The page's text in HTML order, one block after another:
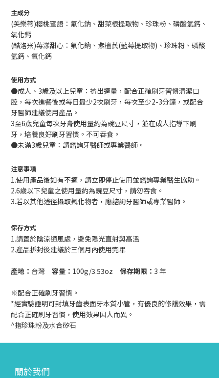
主成分
(美樂蒂)櫻桃蜜語：氟化鈉、甜菜根提取物、珍珠粉、磷酸氫鈣、
氧化鈣
(酷洛米)莓漾甜心：氟化鈉、紫檀芪(藍莓提取物)、珍珠粉、磷酸
氫鈣、氧化鈣
使用方式
●成人、3歲及以上兒童：擠出適量，配合正確刷牙習慣清潔口
腔，每次進餐後或每日最少2次刷牙，每次至少2-3分鐘，或配合
牙醫師建議使用產品。
3至6歲兒童每次牙膏使用量約為豌豆尺寸，並在成人指導下刷
牙，培養良好刷牙習慣。不可吞食。
●未滿3歲兒童：請諮詢牙醫師或專業醫師。
注意事項
1.使用產品後如有不適，請立即停止使用並諮詢專業醫生協助。
2.6歲以下兒童之使用量約為豌豆尺寸，請勿吞食。
3.若以其他途徑攝取氟化物者，應諮詢牙醫師或專業醫師。
保存方式
1.請置於陰涼通風處，避免陽光直射與高溫
2.產品拆封後建議於三個月內使用完畢
產地： 台灣 容量： 100g/3.53oz 保存期限： 3 年
※配合正確刷牙習慣。
*經實驗證明可封填牙齒表面牙本質小管，有優良的修護效果，需
配合正確刷牙習慣，使用效果因人而異。
^指珍珠粉及水合矽石
關於我們